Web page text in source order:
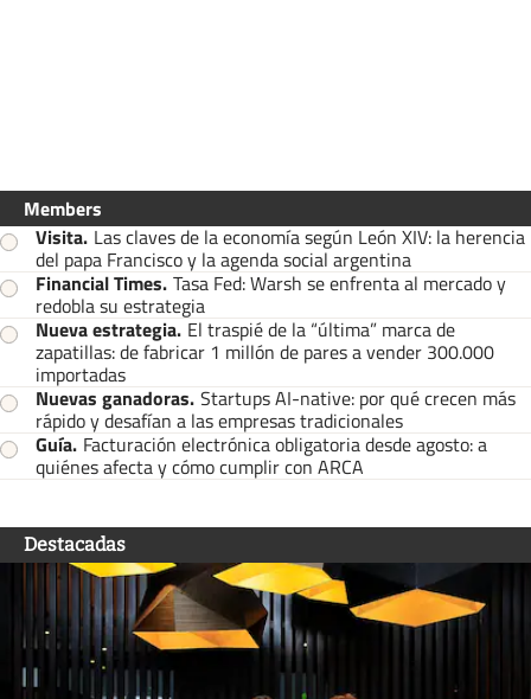
Members
Visita. Las claves de la economía según León XIV: la herencia
del papa Francisco y la agenda social argentina
Financial Times. Tasa Fed: Warsh se enfrenta al mercado y
redobla su estrategia
Nueva estrategia. El traspié de la “última” marca de
zapatillas: de fabricar 1 millón de pares a vender 300.000
importadas
Nuevas ganadoras. Startups AI-native: por qué crecen más
rápido y desafían a las empresas tradicionales
Guía. Facturación electrónica obligatoria desde agosto: a
quiénes afecta y cómo cumplir con ARCA
Destacadas